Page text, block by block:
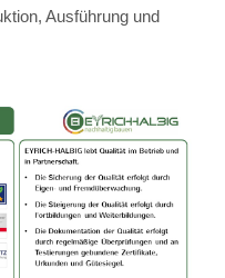
Ausführung und